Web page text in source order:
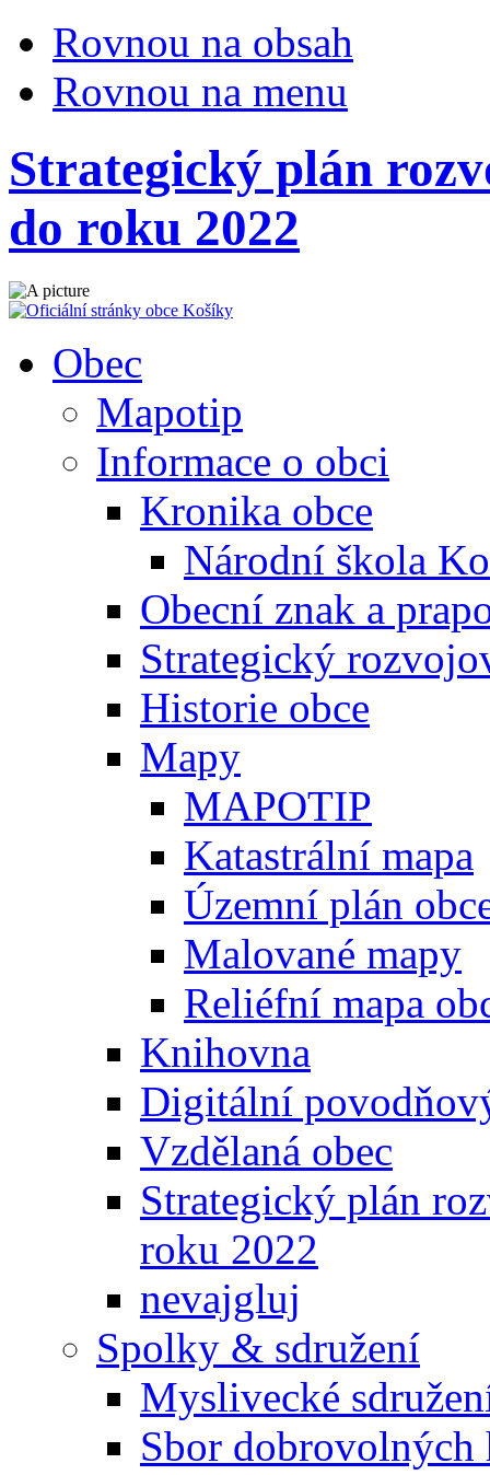
Rovnou na obsah
Rovnou na menu
Strategický plán
do roku 2022
Obec
Mapotip
Informace o obci
Kronika obce
Národní škola
Obecní znak a
Strategický
Historie obce
Mapy
MAPOTIP
Katastrální mapa
Územní plán
Malované mapy
Reliéfní mapa
Knihovna
Digitální
Vzdělaná obec
Strategický plán
roku 2022
nevajgluj
Spolky & sdružení
Myslivecké
Sbor dobrovolných